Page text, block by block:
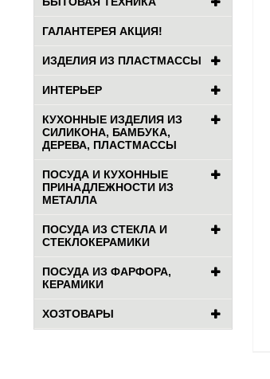
ГАЛАНТЕРЕЯ АКЦИЯ!
ИЗДЕЛИЯ ИЗ ПЛАСТМАССЫ
ИНТЕРЬЕР
КУХОННЫЕ ИЗДЕЛИЯ ИЗ
СИЛИКОНА, БАМБУКА,
ДЕРЕВА, ПЛАСТМАССЫ
ПОСУДА И КУХОННЫЕ
ПРИНАДЛЕЖНОСТИ ИЗ
МЕТАЛЛА
ПОСУДА ИЗ СТЕКЛА И
СТЕКЛОКЕРАМИКИ
ПОСУДА ИЗ ФАРФОРА,
КЕРАМИКИ
ХОЗТОВАРЫ